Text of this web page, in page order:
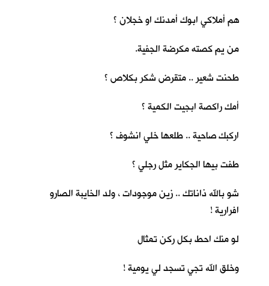
هم أملاكي ابوك أمدنك او خجلان ؟
من يم كصته مكرضة الجفية.
طحنت شعير .. متقرض شكر بكلاص ؟
أمك راكصة ابجيت الكمية ؟
اركبك صاحية .. طلعها خلي انشوف ؟
طفت بيها الجكاير مثل رجلي ؟
شو بالله ذاناتك .. زين موجودات ، ولد الخايبة الصارو
افرارية !
لو منك احط بكل ركن تمثال
وخلق الله تجي تسجد لي يومية !